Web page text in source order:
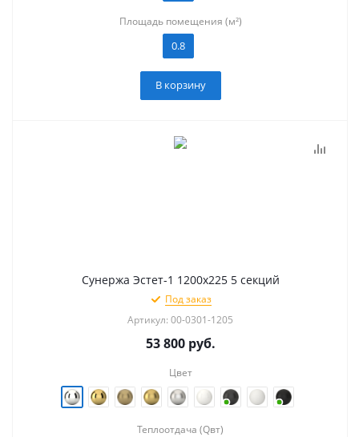
Площадь помещения (м²)
0.8
В корзину
Сунержа Эстет-1 1200х225 5 секций
Под заказ
Артикул: 00-0301-1205
53 800руб.
Цвет
Теплоотдача (Qвт)